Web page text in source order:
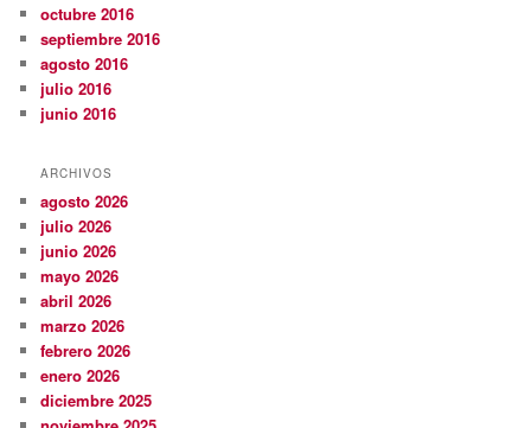
octubre 2016
septiembre 2016
agosto 2016
julio 2016
junio 2016
ARCHIVOS
agosto 2026
julio 2026
junio 2026
mayo 2026
abril 2026
marzo 2026
febrero 2026
enero 2026
diciembre 2025